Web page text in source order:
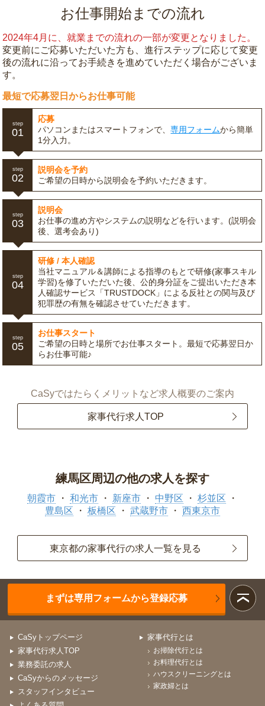
お仕事開始までの流れ
2024年4月に、就業までの流れの一部が変更となりました。
変更前にご応募いただいた方も、進行ステップに応じて変更
後の流れに沿ってお手続きを進めていただく場合がございま
す。
最短で応募翌日からお仕事可能
step
01
応募
パソコンまたはスマートフォンで、専用フォームから簡単
1分入力。
step
02
説明会を予約
ご希望の日時から説明会を予約いただきます。
step
03
説明会
お仕事の進め方やシステムの説明などを行います。(説明会
後、選考会あり)
step
04
研修 / 本人確認
当社マニュアル＆講師による指導のもとで研修(家事スキル
学習)を修了いただいた後、公的身分証をご提出いただき本
人確認サービス「TRUSTDOCK」による反社との関与及び
犯罪歴の有無を確認させていただきます。
step
05
お仕事スタート
ご希望の日時と場所でお仕事スタート。最短で応募翌日か
らお仕事可能♪
CaSyではたらくメリットなど求人概要のご案内
家事代行求人TOP
練馬区周辺の他の求人を探す
朝霞市 和光市 新座市 中野区
杉並区
豊島区
板橋区 武蔵野市 西東京市
東京都の家事代行の求人一覧を見る
まずは専用フォームから登録応募
CaSyトップページ
家事代行求人TOP
業務委託の求人
CaSyからのメッセージ
スタッフインタビュー
家事代行とは
お掃除代行とは
お料理代行とは
ハウスクリーニングとは
家政婦とは